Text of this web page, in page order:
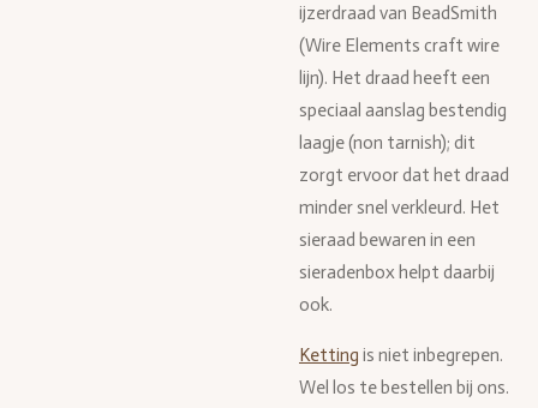
ijzerdraad van BeadSmith
(Wire Elements craft wire
lijn). Het draad heeft een
speciaal aanslag bestendig
laagje (non tarnish); dit
zorgt ervoor dat het draad
minder snel verkleurd. Het
sieraad bewaren in een
sieradenbox helpt daarbij
ook.
Ketting is niet inbegrepen.
Wel los te bestellen bij ons.